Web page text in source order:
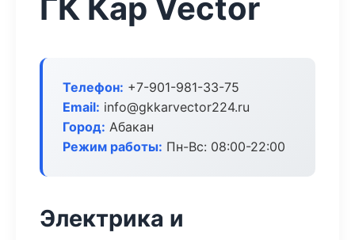
ГК Кар Vector
Телефон: +7-901-981-33-75
Email: info@gkkarvector224.ru
Город: Абакан
Режим работы: Пн-Вс: 08:00-22:00
Электрика и